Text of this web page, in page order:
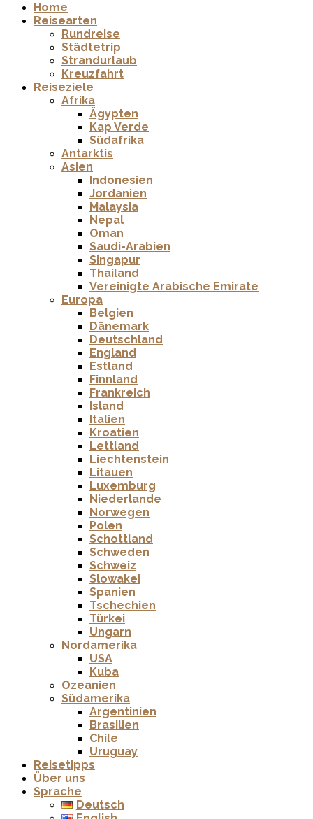
Home
Reisearten
Rundreise
Städtetrip
Strandurlaub
Kreuzfahrt
Reiseziele
Afrika
Ägypten
Kap Verde
Südafrika
Antarktis
Asien
Indonesien
Jordanien
Malaysia
Nepal
Oman
Saudi-Arabien
Singapur
Thailand
Vereinigte Arabische Emirate
Europa
Belgien
Dänemark
Deutschland
England
Estland
Finnland
Frankreich
Island
Italien
Kroatien
Lettland
Liechtenstein
Litauen
Luxemburg
Niederlande
Norwegen
Polen
Schottland
Schweden
Schweiz
Slowakei
Spanien
Tschechien
Türkei
Ungarn
Nordamerika
USA
Kuba
Ozeanien
Südamerika
Argentinien
Brasilien
Chile
Uruguay
Reisetipps
Über uns
Sprache
Deutsch